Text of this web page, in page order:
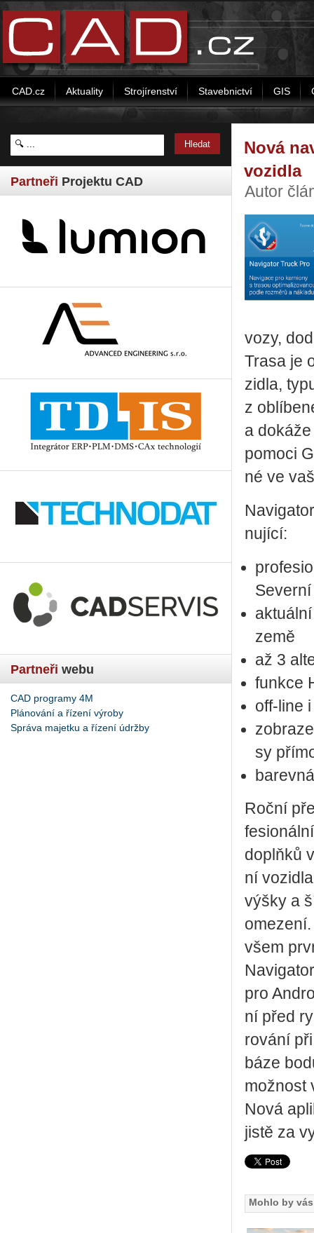
CAD.cz Aktuality Strojírenství Stavebnictví GIS
Partneři Projektu CAD
Partneři webu
CAD programy 4M
Plánování a řízení výroby
Správa majetku a řízení údržby
Nová
vozidla
Autor
vozy,
Trasa je
zi­dla,
z
a
po­mo­ci
né ve
nu­jí­cí:
země
až 3
funk­ce
off-line
sy
Roční
doplňků
ní
výšky a
všem
pro
ní před
ro­vá­ní
bá­ze
mož­nost
Nová
jistě za
Mohlo by